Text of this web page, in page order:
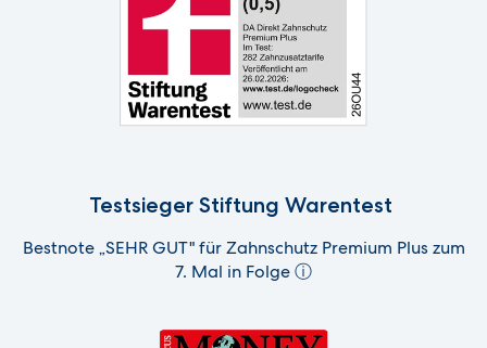
Testsieger Stiftung Warentest
Bestnote „SEHR GUT" für Zahnschutz Premium Plus zum
7. Mal in Folge ⓘ